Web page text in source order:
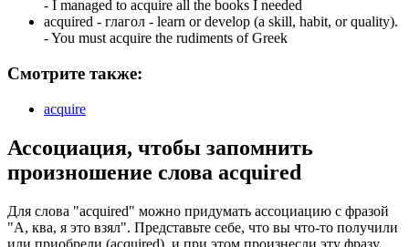
- I managed to acquire all the books I needed
acquired - глагол - learn or develop (a skill, habit, or quality).
-You must acquire the rudiments of Greek
Смотрите также:
acquire
Ассоциация, чтобы запомнить
произношение слова acquired
Для слова "acquired" можно придумать ассоциацию с фразой
"А, ква, я это взял". Представьте себе, что вы что-то получили
или приобрели (acquired), и при этом произнесли эту фразу.